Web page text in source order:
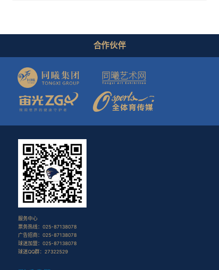
合作伙伴
服务中心
票务热线：025-87138078
广告招商：025-87138078
球迷加盟：025-87138078
球迷QQ群：27322529